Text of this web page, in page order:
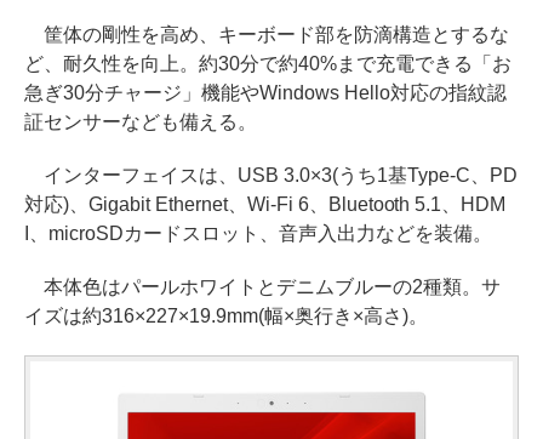
筐体の剛性を高め、キーボード部を防滴構造とするな
ど、耐久性を向上。約30分で約40%まで充電できる「お
急ぎ30分チャージ」機能やWindows Hello対応の指紋認
証センサーなども備える。
インターフェイスは、USB 3.0×3(うち1基Type-C、PD
対応)、Gigabit Ethernet、Wi-Fi 6、Bluetooth 5.1、HDM
I、microSDカードスロット、音声入出力などを装備。
本体色はパールホワイトとデニムブルーの2種類。サ
イズは約316×227×19.9mm(幅×奥行き×高さ)。